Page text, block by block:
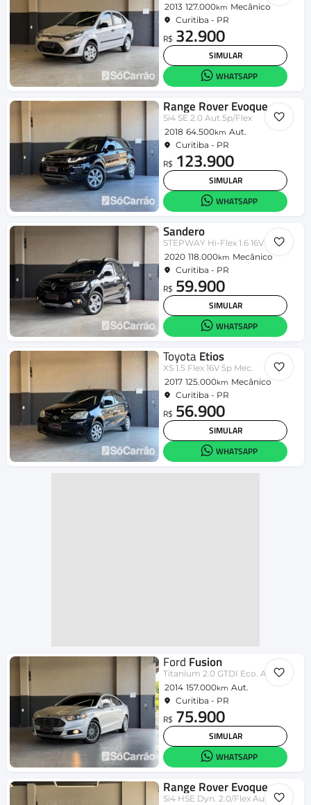
2013 127.000km Mecânico
Curitiba - PR
R$ 32.900
SIMULAR
WHATSAPP
Range Rover Evoque
Si4 SE 2.0 Aut.5p/Flex
2018 64.500km Aut.
Curitiba - PR
R$ 123.900
SIMULAR
WHATSAPP
Sandero
STEPWAY Hi-Flex 1.6 16V 5p
2020 118.000km Mecânico
Curitiba - PR
R$ 59.900
SIMULAR
WHATSAPP
ToyotaEtios
XS 1.5 Flex 16V 5p Mec.
2017 125.000km Mecânico
Curitiba - PR
R$ 56.900
SIMULAR
WHATSAPP
Ford Fusion
Titanium 2.0 GTDI Eco. Awd Aut.
2014 157.000km Aut.
Curitiba - PR
R$ 75.900
SIMULAR
WHATSAPP
Range Rover Evoque
Si4 HSE Dyn. 2.0/Flex Aut